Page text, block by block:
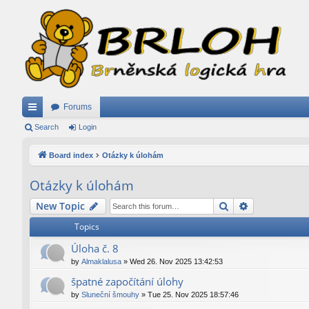
ui
ks
Forums
Search Login
Board index Otázky k úlohám
Otázky k úlohám
New Topic Search
Topics
Úloha č. 8
by Almaklalusa » Wed 26. Nov 2025 13:42:53
špatné započítání úlohy
by Sluneční šmouhy » Tue 25. Nov 2025 18:57:46